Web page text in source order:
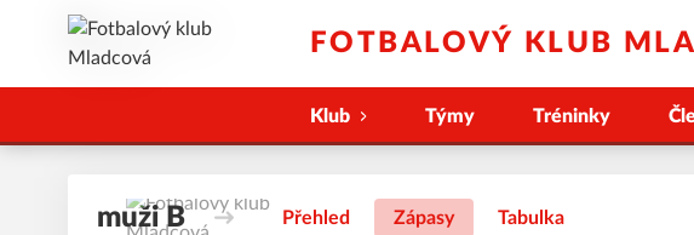
FOTBALOVÝ KLUB
Klub Týmy Tréninky
muži B Přehled Zápasy Tabulka